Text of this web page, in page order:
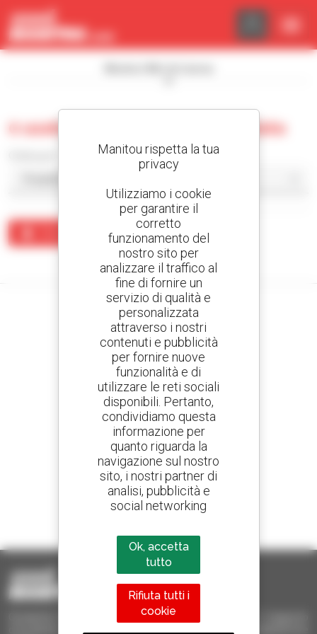
0 usate pala caricatrice articolata
Crea un avviso
Nessun risultato corrisponde alla ricerca.
Crea avvisi
e ricevi annunci di materiale d'occasione
800 concessionari
Manitou nel mondo
1 telescopico su 4
Occasione Manitou - Prodotti per il sollevamento e il trasporto
Pannello di gestione dei cookies
Manitou rispetta la tua
privacy
Utilizziamo i cookie
per garantire il
corretto
funzionamento del
nostro sito per
analizzare il traffico al
fine di fornire un
servizio di qualità e
personalizzata
attraverso i nostri
contenuti e pubblicità
per fornire nuove
funzionalità e di
utilizzare le reti sociali
disponibili. Pertanto,
condividiamo questa
informazione per
quanto riguarda la
navigazione sul nostro
sito, i nostri partner di
analisi, pubblicità e
social networking
Ok, accetta
tutto
Rifiuta tutti i
cookie